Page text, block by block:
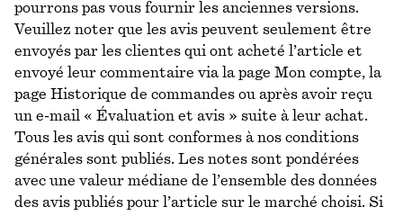
pourrons pas vous fournir les anciennes versions.
Veuillez noter que les avis peuvent seulement être
envoyés par les clientes qui ont acheté l’article et
envoyé leur commentaire via la page Mon compte, la
page Historique de commandes ou après avoir reçu
un e-mail « Évaluation et avis » suite à leur achat.
Tous les avis qui sont conformes à nos conditions
générales sont publiés. Les notes sont pondérées
avec une valeur médiane de l’ensemble des données
des avis publiés pour l’article sur le marché choisi. Si